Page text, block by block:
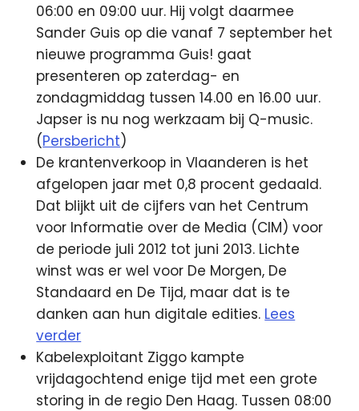
06:00 en 09:00 uur. Hij volgt daarmee
Sander Guis op die vanaf 7 september het
nieuwe programma Guis! gaat
presenteren op zaterdag- en
zondagmiddag tussen 14.00 en 16.00 uur.
Japser is nu nog werkzaam bij Q-music.
(Persbericht)
De krantenverkoop in Vlaanderen is het
afgelopen jaar met 0,8 procent gedaald.
Dat blijkt uit de cijfers van het Centrum
voor Informatie over de Media (CIM) voor
de periode juli 2012 tot juni 2013. Lichte
winst was er wel voor De Morgen, De
Standaard en De Tijd, maar dat is te
danken aan hun digitale edities. Lees
verder
Kabelexploitant Ziggo kampte
vrijdagochtend enige tijd met een grote
storing in de regio Den Haag. Tussen 08:00